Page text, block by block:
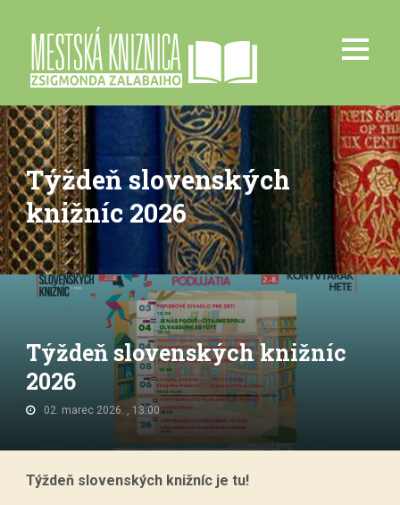
Týždeň slovenských
knižníc 2026
Týždeň slovenských knižníc
2026
02. marec 2026. , 13:00
Týždeň slovenských knižníc je tu!